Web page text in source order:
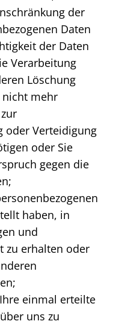
der
Daten
der Daten
Verarbeitung
Löschung
mehr
oder Verteidigung
oder Sie
gegen die
haben, in
und
zu erhalten oder
einmal erteilte
uns zu